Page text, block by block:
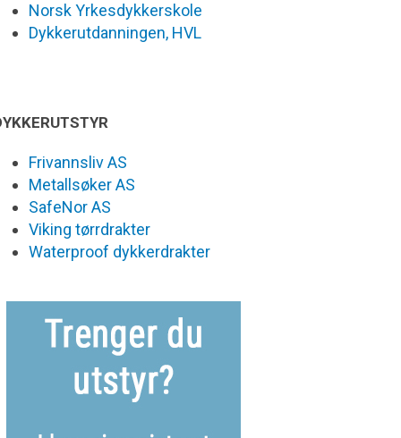
Norsk Yrkesdykkerskole
Dykkerutdanningen, HVL
Frivannsliv AS
Metallsøker AS
SafeNor AS
Viking tørrdrakter
Waterproof dykkerdrakter